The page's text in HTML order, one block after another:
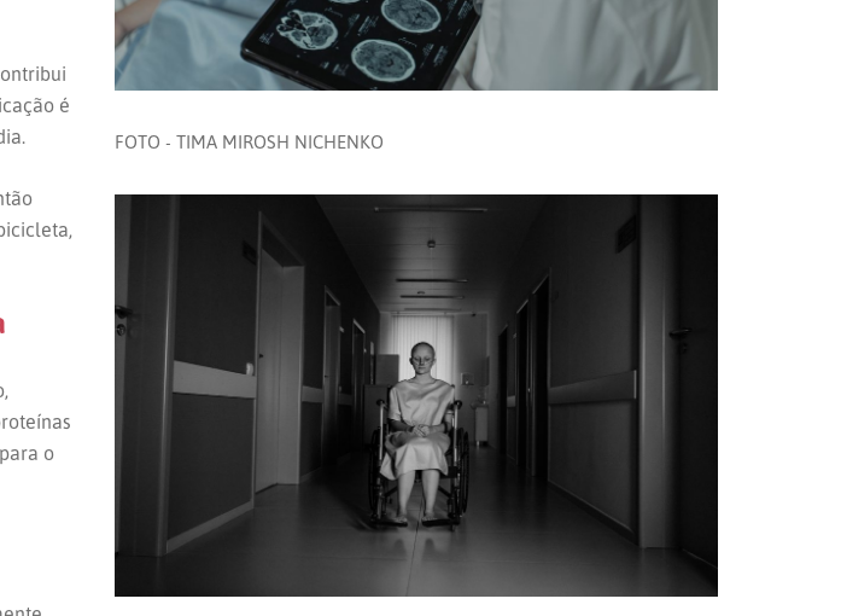
FOTO - TIMA MIROSH NICHENKO
é
o